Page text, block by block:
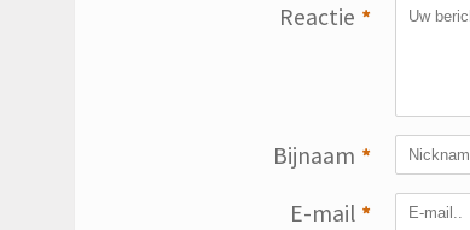
Reactie *
Bijnaam *
E-mail *